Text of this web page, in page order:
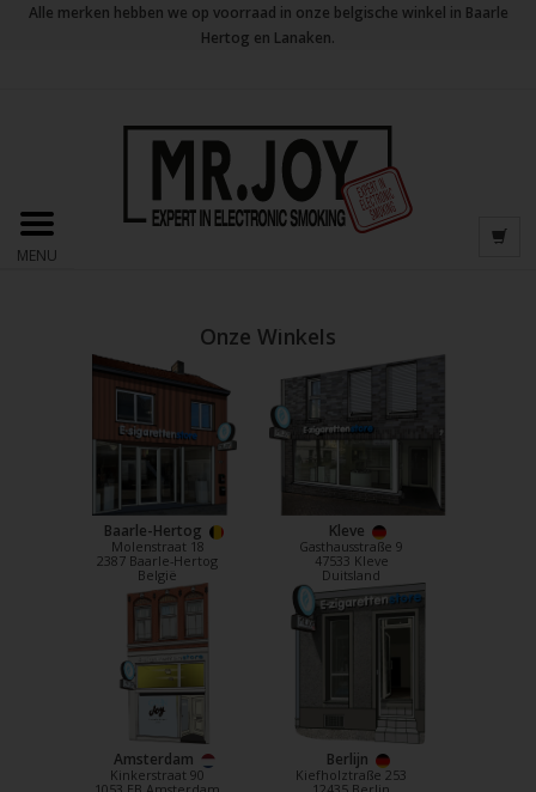
Alle merken hebben we op voorraad in onze belgische winkel in Baarle
Hertog en Lanaken.
MENU
Onze Winkels
Baarle-Hertog
Molenstraat 18
2387 Baarle-Hertog
België
Kleve
Gasthausstraße 9
47533 Kleve
Duitsland
Amsterdam
Kinkerstraat 90
Berlijn
Kiefholztraße 253